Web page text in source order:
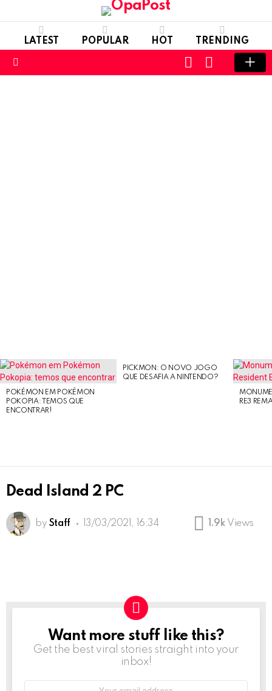
LATEST POPULAR HOT TRENDING
SWITCH
SKIN
LOGIN
LATEST
STORIES
POKÉMON EM POKÉMON
POKOPIA: TEMOS QUE
ENCONTRAR!
PICKMON: O NOVO JOGO
QUE DESAFIA A NINTENDO?
RE3
Dead Island 2 PC
by Staff 13/03/2021, 16:34 1.9k Views
NEWSLETTER
Want more stuff like this?
Get the best viral stories straight into your
inbox!